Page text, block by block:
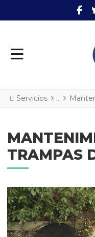
Servicios
TRAMPAS